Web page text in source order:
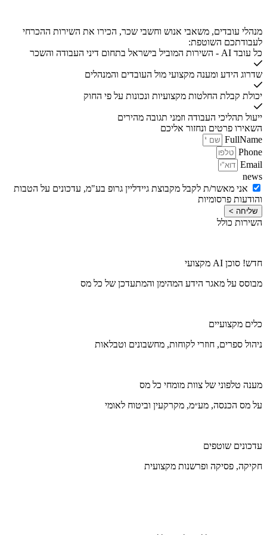
מנהלי עובדים, משאבי אנוש וחשבי שכר, הכירו את השירות ההכרחי
לעבודתכם השוטפת:
כל עובד AI - השירות המוביל בישראל בתחום דיני העבודה והשכר
שדרוג הידע ומענה מקצועי מול העובדים והמנהלים
יכולת קבלת החלטות מקצועיות ונכונות על פי החוק
ייעול תהליכי העבודה וזמני תגובה מהירים
השאירו פרטים ונחזור אליכם
FullName
Phone
Email
news
אני מאשר/ת לקבל מקבוצת גיידליין גרופ בע"מ, עדכונים על הטבות
והודעות פרסומיות
שליחה >
השירות כולל
חדש! סוכן AI מקצועי
מבוסס על מאגר הידע המהימן והמתעדכן של כל מס
כלים מקצועיים
ניהול ספרים, חוזרי לקוחות, מחשבונים וטבלאות
מענה טלפוני של צוות מומחי כל מס
על מס הכנסה, מע״מ, מקרקעין וביטוח לאומי
עדכונים שוטפים
חקיקה, פסיקה ופרשנות מקצועית